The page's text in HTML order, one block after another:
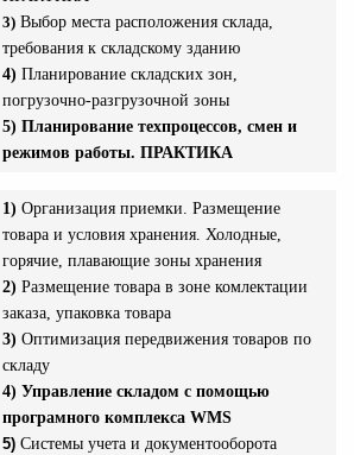
3) Выбор места расположения склада,
требования к складскому зданию
4) Планирование складских зон,
погрузочно-разгрузочной зоны
5) Планирование техпроцессов, смен и
режимов работы. ПРАКТИКА
1) Организация приемки. Размещение
товара и условия хранения. Холодные,
горячие, плавающие зоны хранения
2) Размещение товара в зоне комлектации
заказа, упаковка товара
3) Оптимизация передвижения товаров по
складу
4) Управление складом с помощью
програмного комплекса WMS
5) Системы учета и документооборота